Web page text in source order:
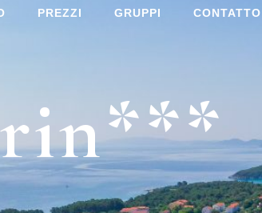
PREZZI GRUPPI CONTATTO
rin***